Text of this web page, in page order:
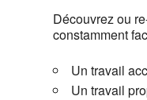
Découvrez ou
constamment
Un travail
Un travail